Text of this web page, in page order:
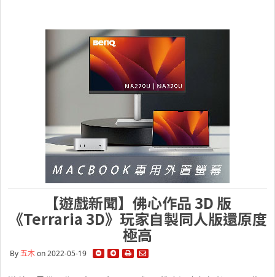
【遊戲新聞】佛心作品 3D 版
《Terraria 3D》玩家自製同人版還原度
極高
By五木on 2022-05-19